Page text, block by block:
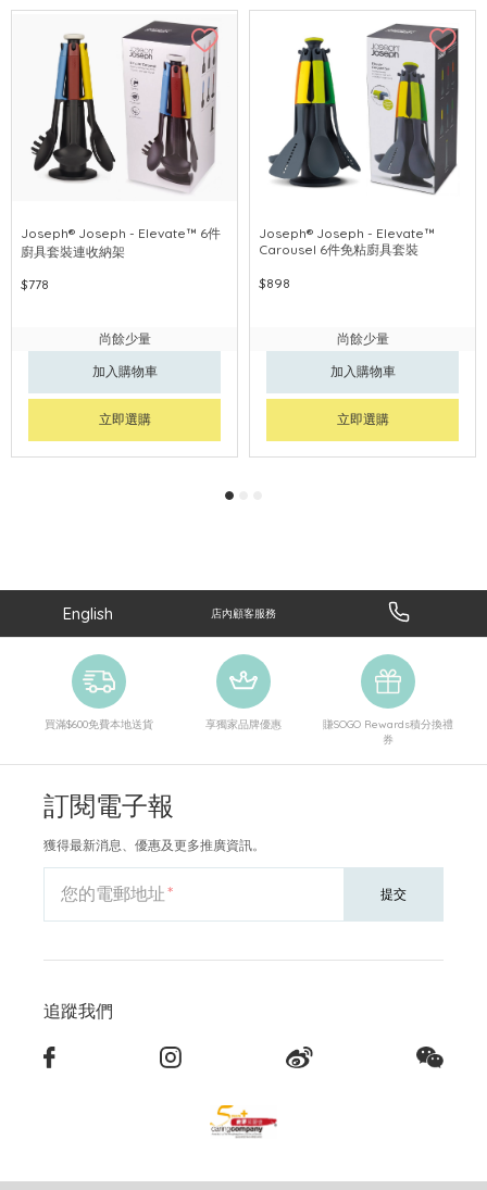
Joseph® Joseph - Elevate™ 6件
廚具套裝連收納架
$778
尚餘少量
加入購物車
立即選購
Joseph® Joseph - Elevate™
Carousel 6件免粘廚具套裝
$898
尚餘少量
加入購物車
立即選購
English 店內顧客服務
買滿$600免費本地送貨 享獨家品牌優惠
賺SOGO Rewards積分換禮
券
訂閱電子報
獲得最新消息、優惠及更多推廣資訊。
您的電郵地址 提交
追蹤我們